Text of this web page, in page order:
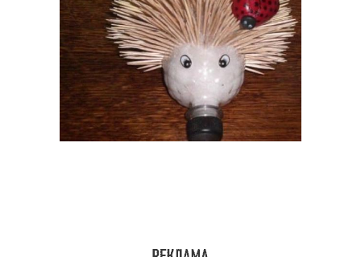
Бутылка для
изготовления
Детали из пластиковых
бутылок
Бутылки для
изготовления
Игрушка-вертушка из
пластиковой бутылки